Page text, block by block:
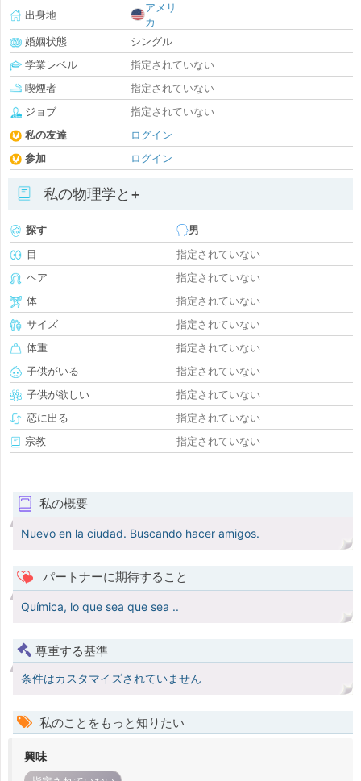
出身地
アメリ
カ
婚姻状態
シングル
学業レベル
指定されていない
喫煙者
指定されていない
ジョブ
指定されていない
私の友達
ログイン
参加
ログイン
私の物理学と+
探す
男
目
指定されていない
ヘア
指定されていない
体
指定されていない
サイズ
指定されていない
体重
指定されていない
子供がいる
指定されていない
子供が欲しい
指定されていない
恋に出る
指定されていない
宗教
指定されていない
私の概要
Nuevo en la ciudad. Buscando hacer amigos.
パートナーに期待すること
Química, lo que sea que sea ..
尊重する基準
条件はカスタマイズされていません
私のことをもっと知りたい
興味